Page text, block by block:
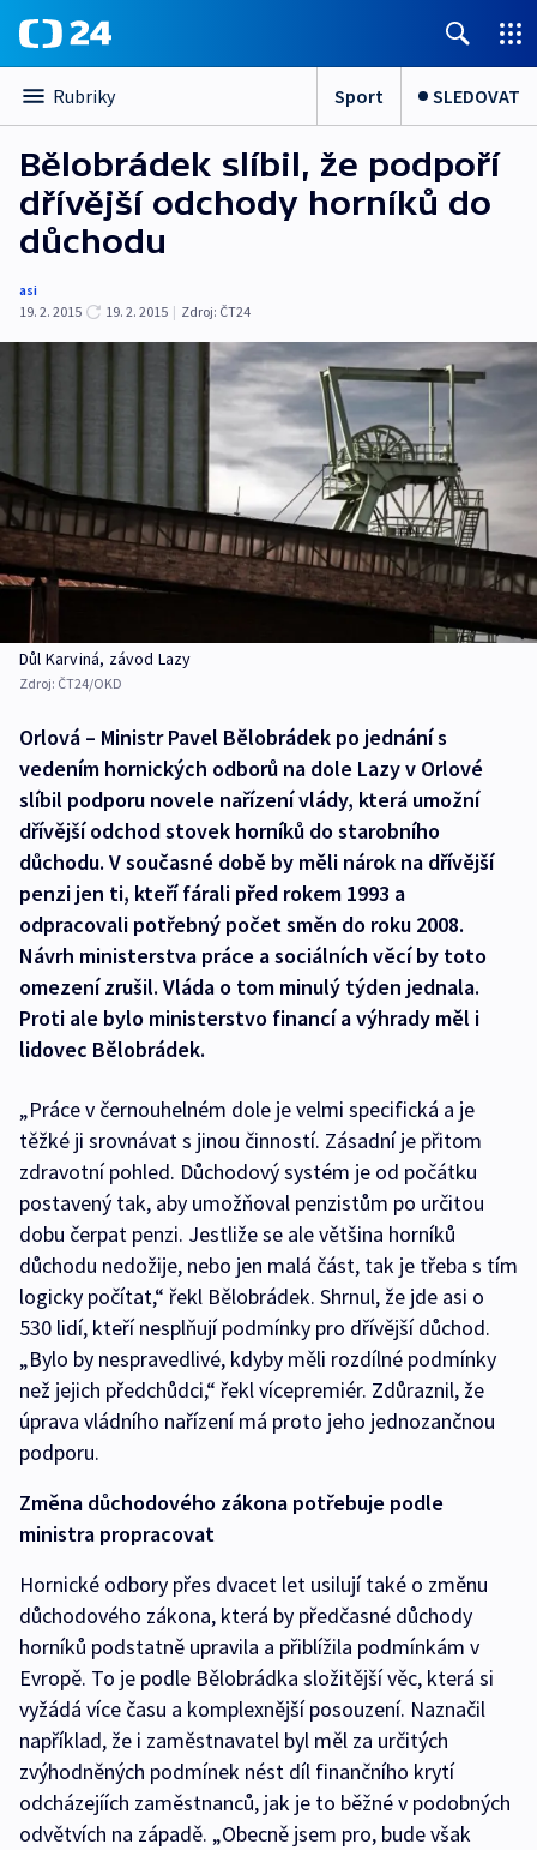
Rubriky Sport SLEDOVAT
Bělobrádek slíbil, že podpoří
dřívější odchody horníků do
důchodu
asi
19. 2. 2015
19. 2. 2015 | Zdroj: ČT24
Důl Karviná, závod Lazy
Zdroj: ČT24/OKD
Orlová – Ministr Pavel Bělobrádek po jednání s
vedením hornických odborů na dole Lazy v Orlové
slíbil podporu novele nařízení vlády, která umožní
dřívější odchod stovek horníků do starobního
důchodu. V současné době by měli nárok na dřívější
penzi jen ti, kteří fárali před rokem 1993 a
odpracovali potřebný počet směn do roku 2008.
Návrh ministerstva práce a sociálních věcí by toto
omezení zrušil. Vláda o tom minulý týden jednala.
Proti ale bylo ministerstvo financí a výhrady měl i
lidovec Bělobrádek.
„Práce v černouhelném dole je velmi specifická a je
těžké ji srovnávat s jinou činností. Zásadní je přitom
zdravotní pohled. Důchodový systém je od počátku
postavený tak, aby umožňoval penzistům po určitou
dobu čerpat penzi. Jestliže se ale většina horníků
důchodu nedožije, nebo jen malá část, tak je třeba s tím
logicky počítat,“ řekl Bělobrádek. Shrnul, že jde asi o
530 lidí, kteří nesplňují podmínky pro dřívější důchod.
„Bylo by nespravedlivé, kdyby měli rozdílné podmínky
než jejich předchůdci,“ řekl vícepremiér. Zdůraznil, že
úprava vládního nařízení má proto jeho jednozančnou
podporu.
Změna důchodového zákona potřebuje podle
ministra propracovat
Hornické odbory přes dvacet let usilují také o změnu
důchodového zákona, která by předčasné důchody
horníků podstatně upravila a přiblížila podmínkám v
Evropě. To je podle Bělobrádka složitější věc, která si
vyžádá více času a komplexnější posouzení. Naznačil
například, že i zaměstnavatel byl měl za určitých
zvýhodněných podmínek nést díl finančního krytí
odcházejíích zaměstnanců, jak je to běžné v podobných
odvětvích na západě. „Obecně jsem pro, bude však